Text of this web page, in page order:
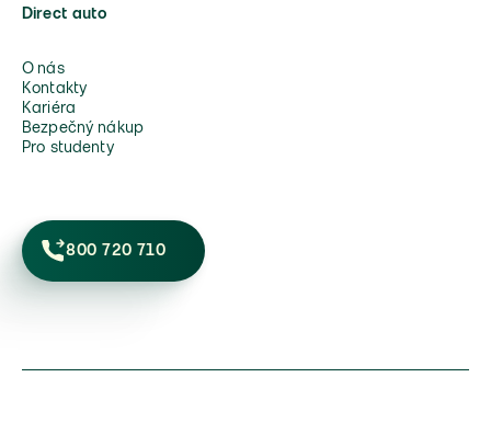
Direct auto
O nás
Kontakty
Kariéra
Bezpečný nákup
Pro studenty
800 720 710